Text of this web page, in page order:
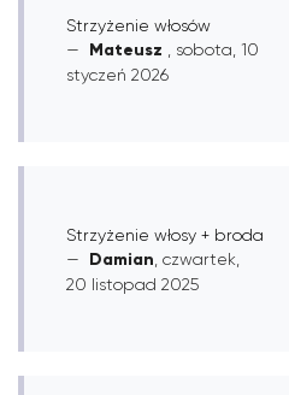
Strzyżenie włosów
Mateusz
, sobota, 10
styczeń 2026
Strzyżenie włosy + broda
Damian , czwartek,
20 listopad 2025